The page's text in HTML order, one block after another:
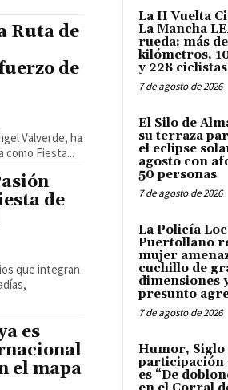
Ruta de
de
Valverde, ha
como Fiesta...
de
que integran
es
el mapa
La II Vuelta
La Mancha
rueda: más
kilómetros,
y 228 ciclistas
7 de agosto de 2026
El Silo de
su terraza
el eclipse
agosto con
50 personas
7 de agosto de 2026
La Policía
Puertollano
mujer
cuchillo de
dimensiones
presunto
7 de agosto de 2026
Humor, Siglo
participación
es “De